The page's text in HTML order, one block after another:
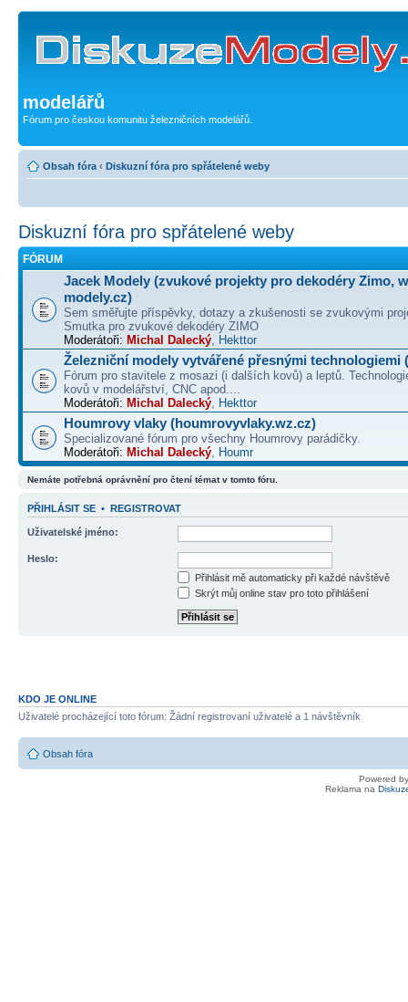
modelářů
Fórum pro českou komunitu železničních modelářů.
Obsah fóra ‹ Diskuzní fóra pro spřátelené weby
Diskuzní fóra pro spřátelené weby
FÓRUM
Jacek Modely (zvukové projekty pro dekodéry Zimo,
modely.cz)
Sem směřujte příspěvky, dotazy a zkušenosti se zvukovými
Smutka pro zvukové dekodéry ZIMO
Moderátoři: Michal Dalecký Hekttor
Železniční modely vytvářené přesnými technologiemi
Fórum pro stavitele z mosazi (i dalších kovů) a leptů.
kovů v modelářství, CNC apod....
Moderátoři: Michal Dalecký Hekttor
Houmrovy vlaky (houmrovyvlaky.wz.cz)
Specializované fórum pro všechny Houmrovy parádičky.
Moderátoři: Michal Dalecký Houmr
Nemáte potřebná oprávnění pro čtení témat v tomto fóru.
PŘIHLÁSIT SE • REGISTROVAT
Uživatelské jméno:
Heslo:
Přihlásit mě automaticky při každé návštěvě
Skrýt můj online stav pro toto přihlášení
KDO JE ONLINE
Uživatelé procházející toto fórum: Žádní registrovaní uživatelé a 1 návštěvník
Obsah fóra
Powered
Reklama na